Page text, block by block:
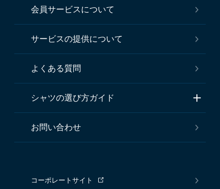
会員サービスについて
サービスの提供について
よくある質問
シャツの選び方ガイド
お問い合わせ
コーポレートサイト